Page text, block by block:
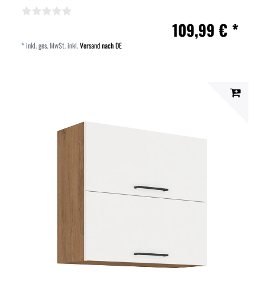
109,99 € *
*inkl. ges. MwSt.inkl.Versand nach DE